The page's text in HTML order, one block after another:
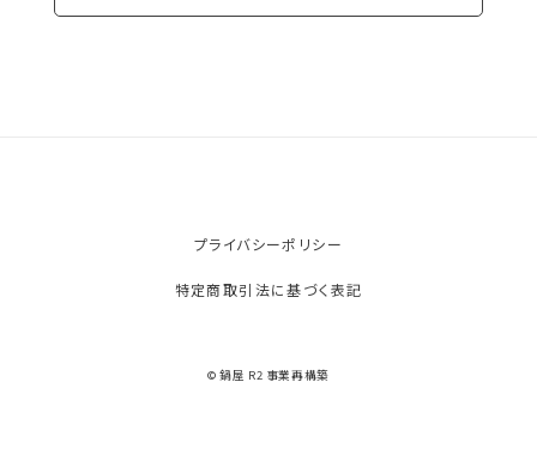
プライバシーポリシー
特定商取引法に基づく表記
© 鍋屋 R2 事業再構築